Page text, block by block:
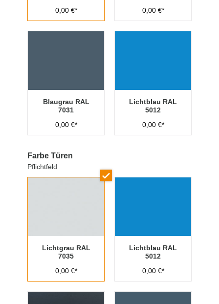
0,00 €*
0,00 €*
Blaugrau RAL
7031
0,00 €*
Lichtblau RAL
5012
0,00 €*
Farbe Türen
Pflichtfeld
Lichtgrau RAL
7035
0,00 €*
Lichtblau RAL
5012
0,00 €*